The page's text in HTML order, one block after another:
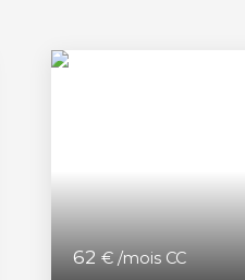
62 € /mois CC